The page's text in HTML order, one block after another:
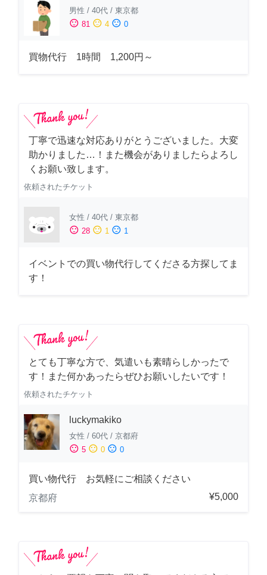
男性 / 40代 / 東京都
sentiment_satisfied 81 sentiment_neutral 4 sentiment_dissatisfied 0
買物代行 1時間 1,200円～
丁寧で迅速な対応ありがとうございました。大変
助かりました…！また機会がありましたらよろし
くお願い致します。
依頼されたチケット
女性 / 40代 / 東京都
sentiment_satisfied 28 sentiment_neutral 1 sentiment_dissatisfied 1
イベントでの買い物代行してくださる方探してま
す！
とても丁寧な方で、気遣いも素晴らしかったで
す！また何かあったらぜひお願いしたいです！
依頼されたチケット
luckymakiko
女性 / 60代 / 京都府
sentiment_satisfied 5 sentiment_neutral 0 sentiment_dissatisfied 0
買い物代行 お気軽にご相談ください
京都府
¥5,000